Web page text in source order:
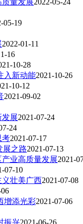
质量发展2022-05-24
05-19
2022-01-11
16
10-28
入新动能2021-10-26
10-12
2021-09-02
发展2021-07-24
24
考2021-07-17
展之路2021-07-13
业高质量发展2021-
07-10
义壮美广西2021-07-08
增添光彩2021-07-06
振兴2021-06-26